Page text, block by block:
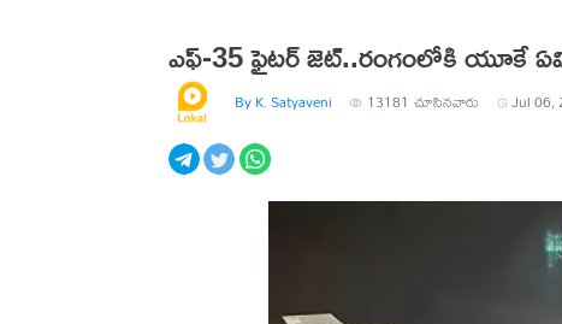
ఎఫ్‌-35 ఫైటర్‌ జెట్‌..రంగంలోకి యూకే
By K. Satyaveni 13181 చూసినవారు Jul 06,